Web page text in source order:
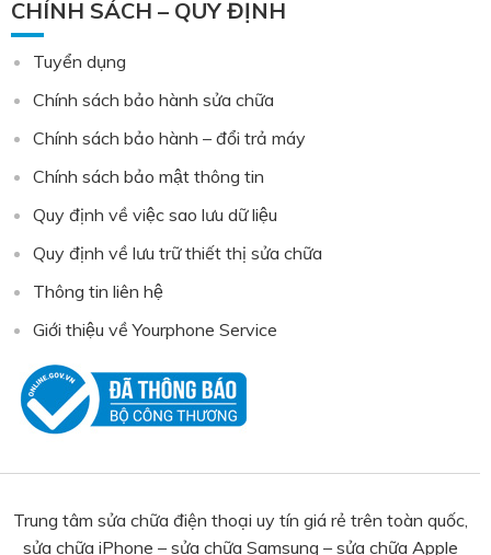
CHÍNH SÁCH – QUY ĐỊNH
Tuyển dụng
Chính sách bảo hành sửa chữa
Chính sách bảo hành – đổi trả máy
Chính sách bảo mật thông tin
Quy định về việc sao lưu dữ liệu
Quy định về lưu trữ thiết thị sửa chữa
Thông tin liên hệ
Giới thiệu về Yourphone Service
Trung tâm sửa chữa điện thoại uy tín giá rẻ trên toàn quốc,
sửa chữa iPhone – sửa chữa Samsung – sửa chữa Apple